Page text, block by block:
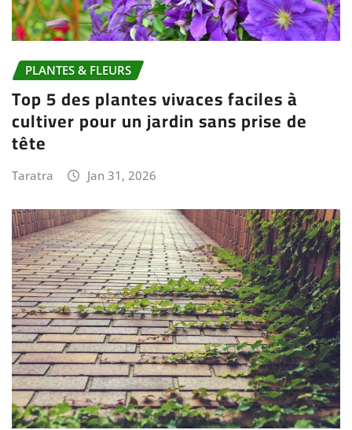
PLANTES & FLEURS
Top 5 des plantes vivaces faciles à
cultiver pour un jardin sans prise de
tête
Taratra Jan 31, 2026